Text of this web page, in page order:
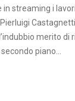
streaming i
merito di
piano...